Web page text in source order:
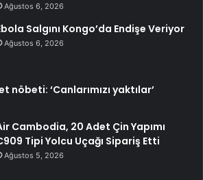
Ağustos 6, 2026
Salgını Kongo’da Endişe Veriyor
Ağustos 6, 2026
nöbeti: ‘Canlarımızı yaktılar’
Cambodia, 20 Adet Çin Yapımı
Tipi Yolcu Uçağı Sipariş Etti
Ağustos 5, 2026